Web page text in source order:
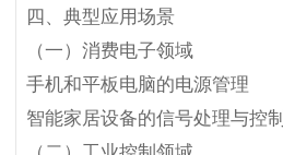
四、典型应用场景
（一）消费电子领域
手机和平板电脑的电源管理
智能家居设备的信号处理与控制